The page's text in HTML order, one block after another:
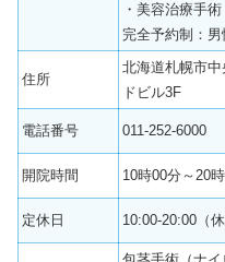
・美容治療手術
完全予約制：男
住所
北海道札幌市
ドビル3F
電話番号 011-252-6000
開院時間 10時00分～20
定休日 10:00-20:00（